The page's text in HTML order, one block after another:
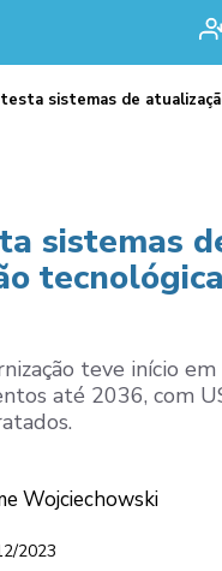
sistemas de
sistemas
teve início
até 2036, com
Wojciechowski
2023